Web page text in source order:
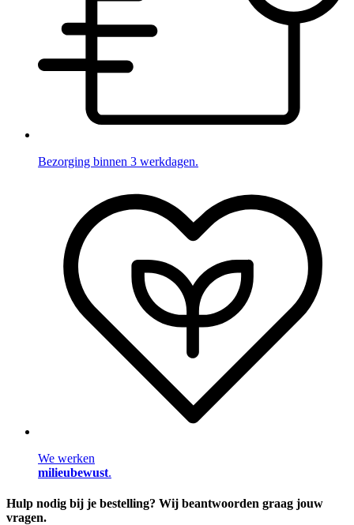
Bezorging binnen 3 werkdagen.
We werken
milieubewust.
Hulp nodig bij je bestelling? Wij beantwoorden graag jouw
vragen.